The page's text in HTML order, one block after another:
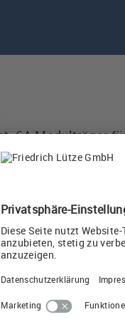
6A Modulträger
seiner
des Cat.
auf die
industriellen
Nennstrom von